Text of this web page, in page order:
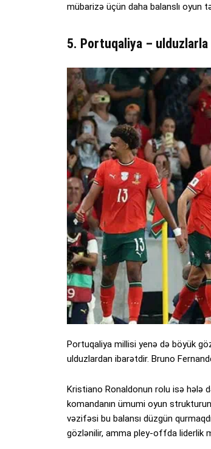
mübarizə üçün daha balanslı oyun
5. Portuqaliya –
Portuqaliya millisi yenə də böyük
ulduzlardan ibarətdir. Bruno
Kristiano Ronaldonun rolu isə hələ
komandanın ümumi oyun
vəzifəsi bu balansı düzgün
gözlənilir, amma pley-offda liderlik